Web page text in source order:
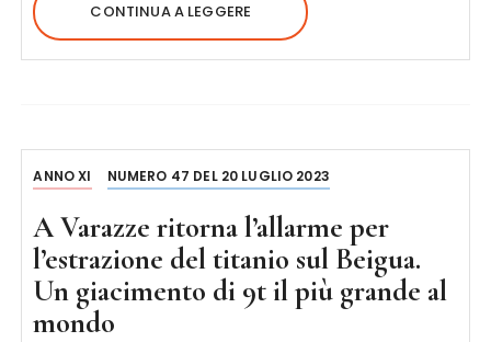
CONTINUA A LEGGERE
ANNO XI NUMERO 47 DEL 20 LUGLIO 2023
A Varazze ritorna l’allarme per
l’estrazione del titanio sul Beigua.
Un giacimento di 9t il più grande al
mondo